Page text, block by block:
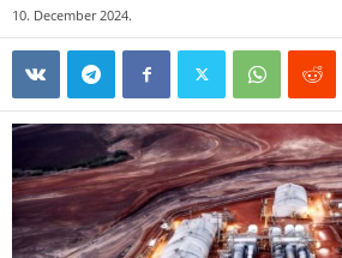
10. December 2024.